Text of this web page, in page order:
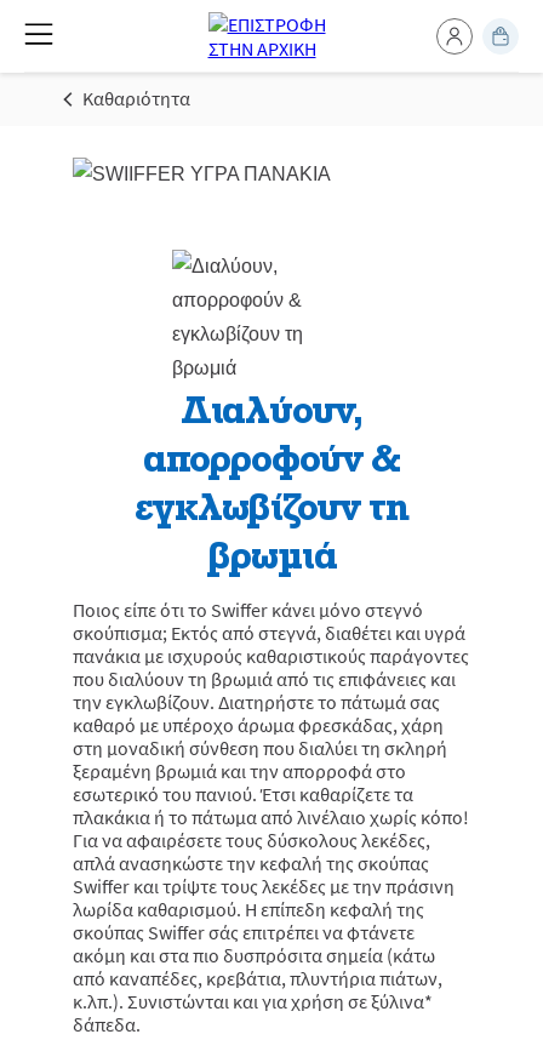
Καθαριότητα
Διαλύουν,
απορροφούν &
εγκλωβίζουν τη
βρωμιά
Ποιος είπε ότι το Swiffer κάνει μόνο στεγνό
σκούπισμα; Εκτός από στεγνά, διαθέτει και υγρά
πανάκια με ισχυρούς καθαριστικούς παράγοντες
που διαλύουν τη βρωμιά από τις επιφάνειες και
την εγκλωβίζουν. Διατηρήστε το πάτωμά σας
καθαρό με υπέροχο άρωμα φρεσκάδας, χάρη
στη μοναδική σύνθεση που διαλύει τη σκληρή
ξεραμένη βρωμιά και την απορροφά στο
εσωτερικό του πανιού. Έτσι καθαρίζετε τα
πλακάκια ή το πάτωμα από λινέλαιο χωρίς κόπο!
Για να αφαιρέσετε τους δύσκολους λεκέδες,
απλά ανασηκώστε την κεφαλή της σκούπας
Swiffer και τρίψτε τους λεκέδες με την πράσινη
λωρίδα καθαρισμού. H επίπεδη κεφαλή της
σκούπας Swiffer σάς επιτρέπει να φτάνετε
ακόμη και στα πιο δυσπρόσιτα σημεία (κάτω
από καναπέδες, κρεβάτια, πλυντήρια πιάτων,
κ.λπ.). Συνιστώνται και για χρήση σε ξύλινα*
δάπεδα.